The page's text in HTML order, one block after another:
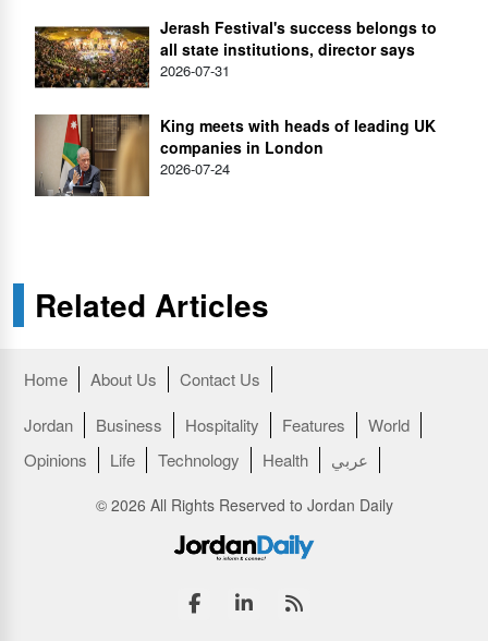
Jerash Festival's success belongs to
all state institutions, director says
2026-07-31
King meets with heads of leading UK
companies in London
2026-07-24
Related Articles
Home About Us
Contact Us
Jordan
Business Hospitality Features
World
Opinions
Life Technology Health عربي
© 2026 All Rights Reserved to Jordan Daily